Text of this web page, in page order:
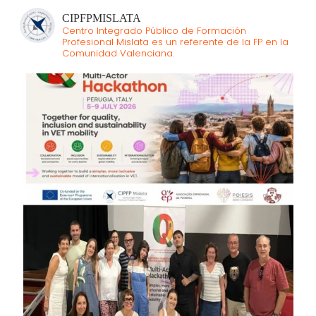
CIPFPMISLATA
Centro Integrado Público de Formación
Profesional Mislata es un referente de la FP en la
Comunidad Valenciana.